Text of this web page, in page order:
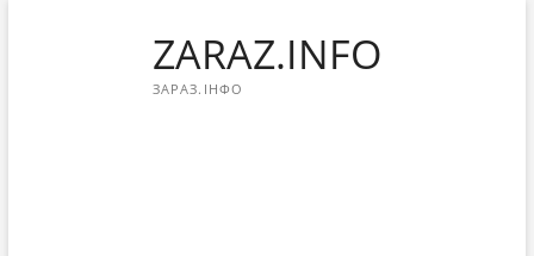
ZARAZ.INFO
ЗАРАЗ.ІНФО